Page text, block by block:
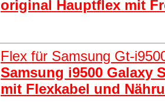
original Hauptflex mit
Flex für Samsung Gt-
Samsung i9500 Galaxy
mit Flexkabel und